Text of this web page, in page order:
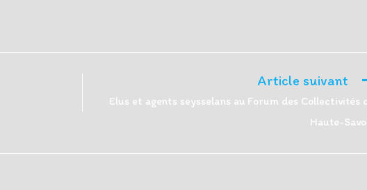
Article suivant
Elus et agents seysselans au Forum des Collectivités
Haute-